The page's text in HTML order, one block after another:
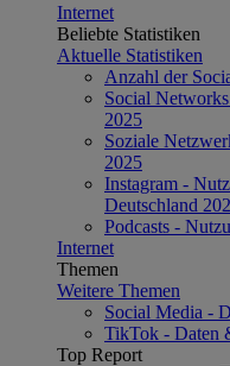
Internet
Beliebte Statistiken
Aktuelle Statistiken
Anzahl der
Social
2025
Soziale
2025
Instagram -
Deutschland
Podcasts -
Internet
Themen
Weitere Themen
Social Media -
TikTok - Daten
Top Report